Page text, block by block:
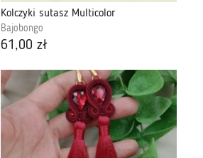
Kolczyki sutasz Multicolor
Bajobongo
61,00 zł